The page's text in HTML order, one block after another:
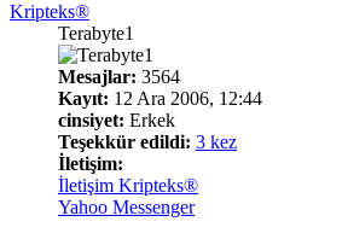
Kripteks®
Terabyte1
Mesajlar: 3564
Kayıt: 12 Ara 2006, 12:44
cinsiyet: Erkek
Teşekkür edildi: 3 kez
İletişim:
İletişim Kripteks®
Yahoo Messenger